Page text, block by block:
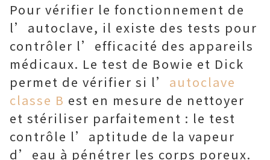
Pour vérifier le fonctionnement de
l’autoclave, il existe des tests pour
contrôler l’efficacité des appareils
médicaux. Le test de Bowie et Dick
permet de vérifier si l’ autoclave
classe B est en mesure de nettoyer
et stériliser parfaitement : le test
contrôle l’aptitude de la vapeur
d’eau à pénétrer les corps poreux.